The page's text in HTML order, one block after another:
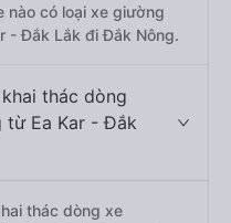
nào có loại xe giường
- Đắk Lắk đi Đắk Nông.
thác dòng
từ Ea Kar - Đắk
thác dòng xe